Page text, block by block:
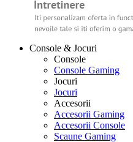
Console & Jocuri
Console
Console Gaming
Jocuri
Jocuri
Accesorii
Accesorii Gaming
Accesorii Console
Scaune Gaming